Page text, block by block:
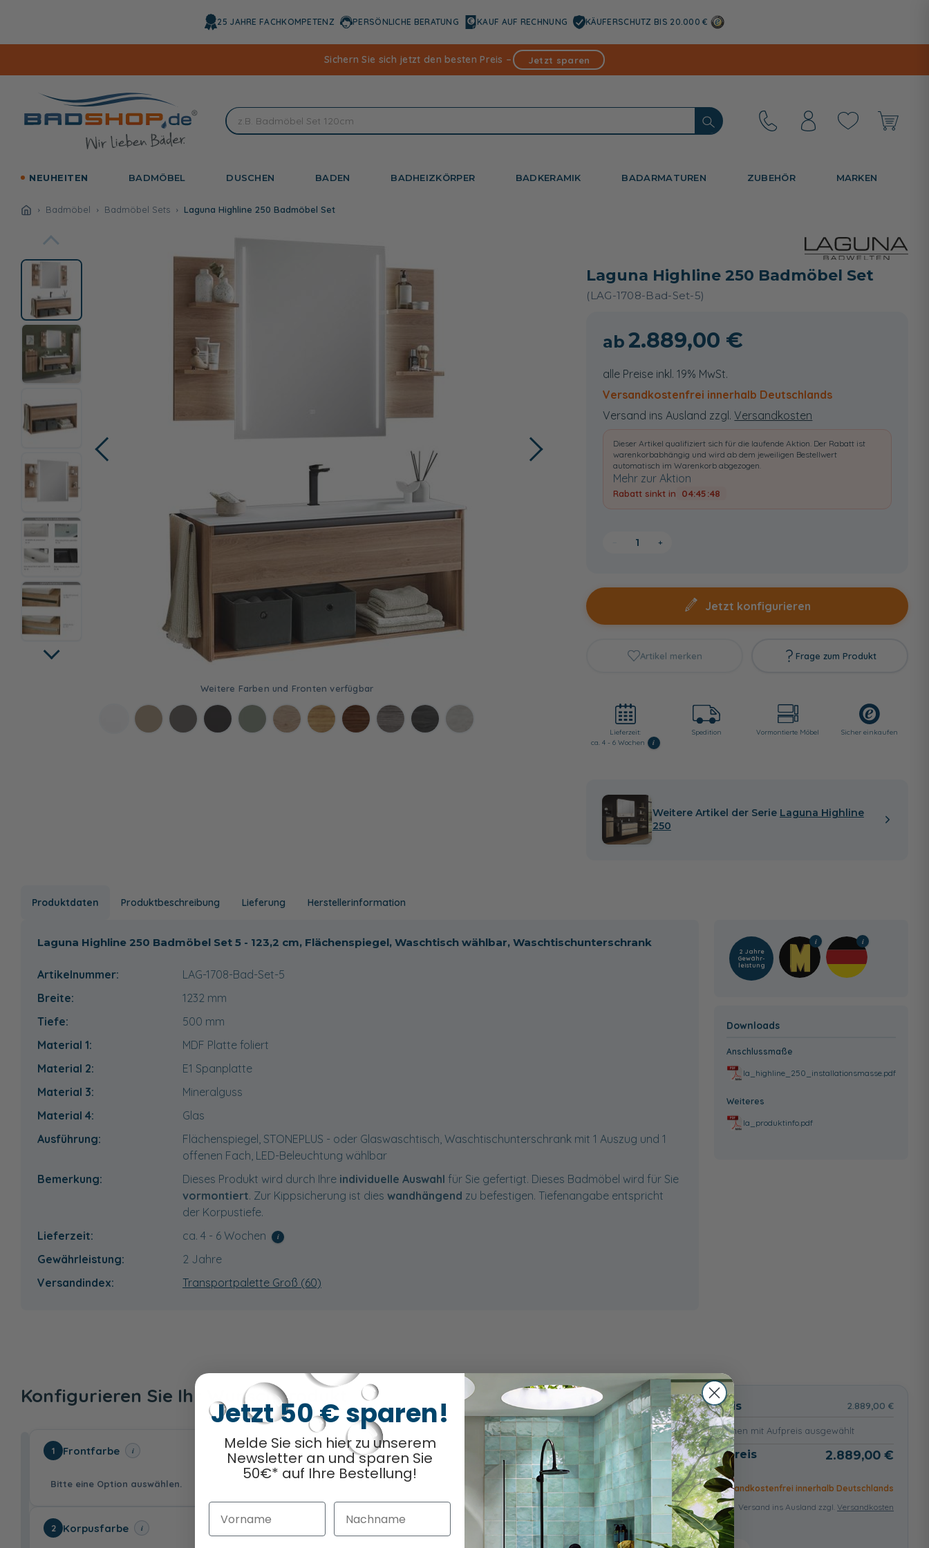
25 JAHRE FACHKOMPETENZ PERSÖNLICHE BERATUNG KAUF AUF RECHNUNG KÄUFERSCHUTZ BIS 20.000 €
Sichern Sie sich jetzt den besten Preis – Jetzt sparen
NEUHEITEN BADMÖBEL DUSCHEN BADEN BADHEIZKÖRPER BADKERAMIK BADARMATUREN ZUBEHÖR MARKEN
Badmöbel Badmöbel Sets Laguna Highline 250 Badmöbel Set
Laguna Highline 250 Badmöbel Set
(LAG-1708-Bad-Set-5)
2.889,00 €
alle Preise inkl. 19% MwSt.
Versandkostenfrei innerhalb Deutschlands
Versand ins Ausland zzgl.Versandkosten
Dieser Artikel qualifiziert sich für die laufende Aktion. Der Rabatt ist
warenkorbabhängig und wird ab dem jeweiligen Bestellwert
automatisch im Warenkorb abgezogen.
Mehr zur Aktion
Rabatt sinkt in 04:45:46
+
Jetzt konfigurieren
Artikel merken Frage zum Produkt
Lieferzeit:
ca. 4 - 6 Wochen
i
Spedition Vormontierte Möbel Sicher einkaufen
Weitere Artikel der Serie Laguna Highline
250
Produktdaten Produktbeschreibung Lieferung Herstellerinformation
Laguna Highline 250 Badmöbel Set 5 - 123,2 cm, Flächenspiegel, Waschtisch wählbar, Waschtischunterschrank
Artikelnummer:
LAG-1708-Bad-Set-5
Breite:
1232 mm
Tiefe:
500 mm
Material 1:
MDF Platte foliert
Material 2:
E1 Spanplatte
Material 3:
Mineralguss
Material 4:
Glas
Ausführung:
Flächenspiegel, STONEPLUS - oder Glaswaschtisch, Waschtischunterschrank mit 1 Auszug und 1
offenen Fach, LED-Beleuchtung wählbar
Bemerkung:
Dieses Produkt wird durch Ihre individuelle Auswahl für Sie gefertigt. Dieses Badmöbel wird für Sie
vormontiert. Zur Kippsicherung ist dies wandhängend zu befestigen. Tiefenangabe entspricht
der Korpustiefe.
Lieferzeit:
ca. 4 - 6 Wochen i
Gewährleistung:
2 Jahre
Versandindex:
Transportpalette Groß (60)
2 Jahre
Gewähr­
leistung
Downloads
Anschlussmaße
la_highline_250_installationsmasse.pdf
Weiteres
la_produktinfo.pdf
Konfigurieren Sie Ihr Wunschprodukt Optionen ausgewählt
1 Frontfarbe i
Bitte eine Option auswählen.
2 Korpusfarbe i
Basispreis 2.889,00 €
keine Optionen mit Aufpreis ausgewählt
Gesamtpreis 2.889,00 €
Versandkostenfrei innerhalb Deutschlands
Versand ins Ausland zzgl. Versandkosten
Jetzt 50 € sparen!
Melde Sie sich hier zu unserem
Newsletter an und sparen Sie
50€* auf Ihre Bestellung!
Vorname Nachname